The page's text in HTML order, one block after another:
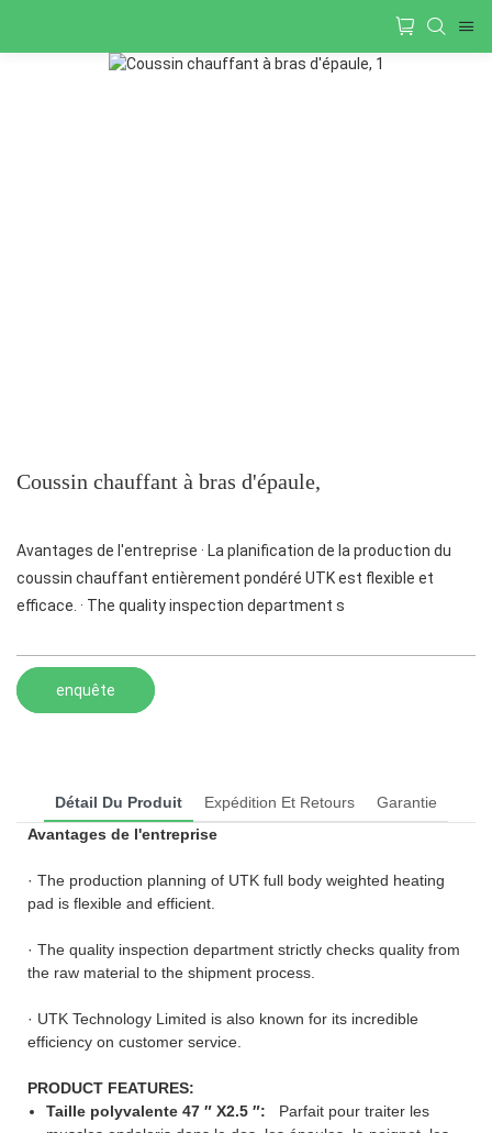
Coussin chauffant à bras d'épaule,
Avantages de l'entreprise · La planification de la production du
coussin chauffant entièrement pondéré UTK est flexible et
efficace. · The quality inspection department s
enquête
Détail Du Produit Expédition Et Retours
Garantie
Avantages de l'entreprise
· The production planning of UTK full body weighted heating
pad is flexible and efficient.
· The quality inspection department strictly checks quality from
the raw material to the shipment process.
· UTK Technology Limited is also known for its incredible
efficiency on customer service.
PRODUCT FEATURES:
Taille polyvalente 47 ″ X2.5 ″:
Parfait pour traiter les